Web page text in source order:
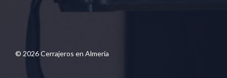
© 2026 Cerrajeros en Almería